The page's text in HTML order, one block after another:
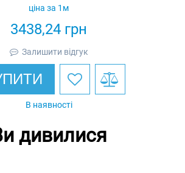
3438,24 грн
ціна за 1м
Залишити відгук
В наявності
дивилися